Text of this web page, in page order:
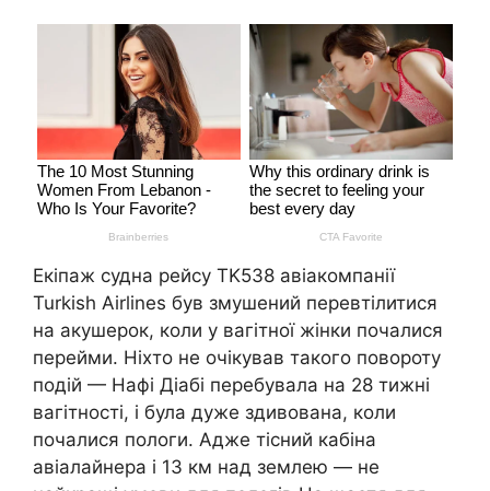
Екіпаж судна рейсу TK538 авіакомпанії
Turkish Airlines був змушений перевтілитися
на акушерок, коли у вагітної жінки почалися
перейми. Ніхто не очікував такого повороту
подій — Нафі Діабі перебувала на 28 тижні
вагітності, і була дуже здивована, коли
почалися пологи. Адже тісний кабіна
авіалайнера і 13 км над землею — не